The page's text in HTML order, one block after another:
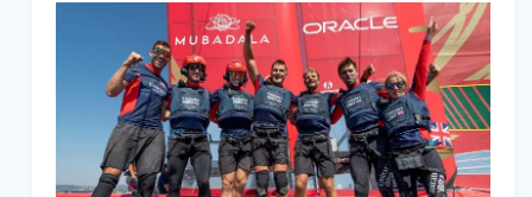
WURDE
INS
RAMPENLICHT
GERÜCKT